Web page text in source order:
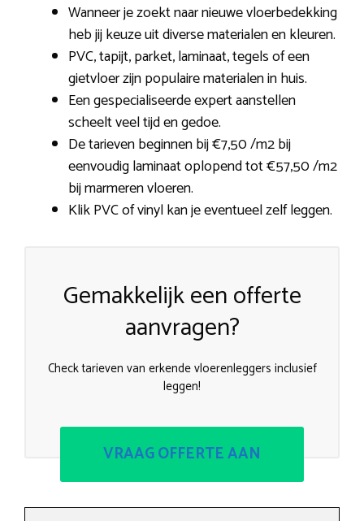
Wanneer je zoekt naar nieuwe vloerbedekking
heb jij keuze uit diverse materialen en kleuren.
PVC, tapijt, parket, laminaat, tegels of een
gietvloer zijn populaire materialen in huis.
Een gespecialiseerde expert aanstellen
scheelt veel tijd en gedoe.
De tarieven beginnen bij €7,50 /m2 bij
eenvoudig laminaat oplopend tot €57,50 /m2
bij marmeren vloeren.
Klik PVC of vinyl kan je eventueel zelf leggen.
Gemakkelijk een offerte
aanvragen?
Check tarieven van erkende vloerenleggers inclusief
leggen!
VRAAG OFFERTE AAN